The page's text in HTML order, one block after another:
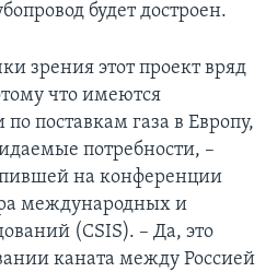
будет достроен.
зрения этот проект вряд
что имеются
поставкам газа в Европу,
потребности, –
на конференции
международных и
(CSIS). – Да, это
каната между Россией